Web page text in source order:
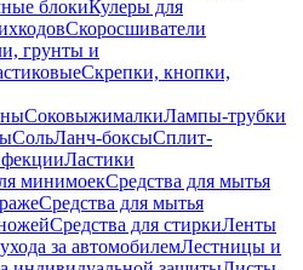
блокиКулеры для
Скоросшиватели
грунты и
Скрепки, кнопки,
СоковыжималкиЛампы-трубки
СольЛанч-боксыСплит-
Ластики
минимоекСредства для мытья
Средства для мытья
Средства для стиркиЛенты
за автомобилемЛестницы и